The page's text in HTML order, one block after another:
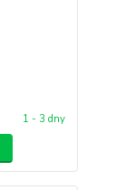
1 - 3 dny